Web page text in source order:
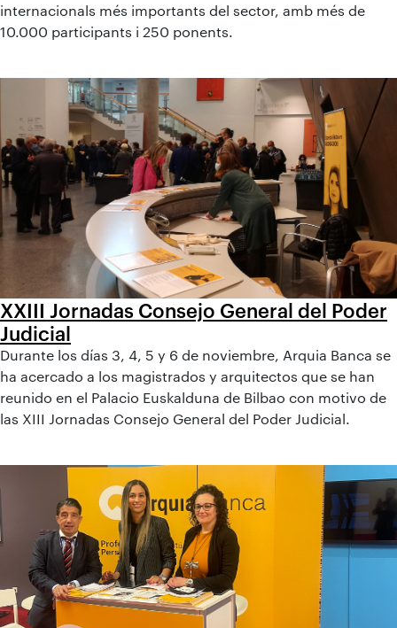
internacionals més importants del sector, amb més de
10.000 participants i 250 ponents.
XXIII Jornadas Consejo General del Poder
Judicial
Durante los días 3, 4, 5 y 6 de noviembre, Arquia Banca se
ha acercado a los magistrados y arquitectos que se han
reunido en el Palacio Euskalduna de Bilbao con motivo de
las XIII Jornadas Consejo General del Poder Judicial.